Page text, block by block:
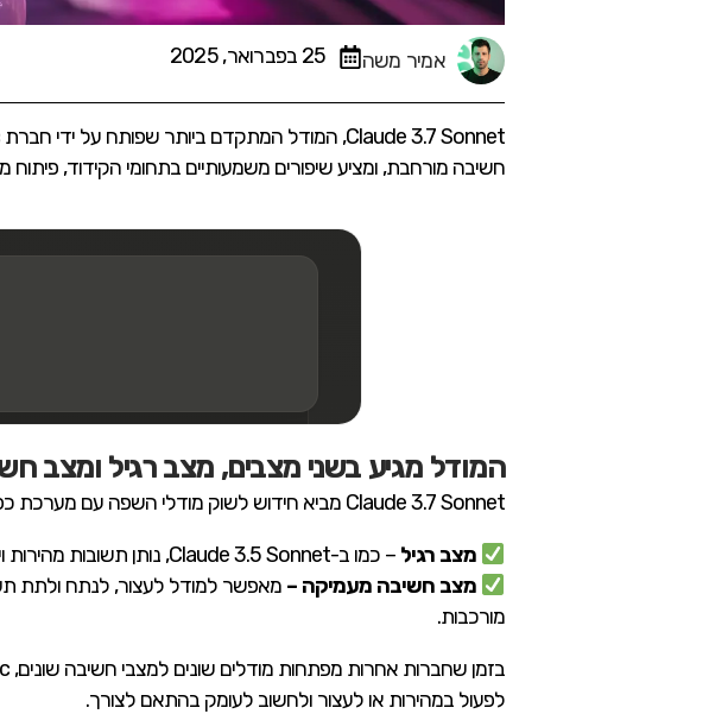
אמיר משה 25 בפברואר, 2025
חשיבה מורחבת, ומציע שיפורים משמעותיים בתחומי הקידוד,
המודל מגיע בשני מצבים, מצב רגיל ומצב
Claude 3.7 Sonnet מביא חידוש לשוק מודלי השפה עם מערכת כפולה המאפשרת שני מצבי פעולה:
מצב רגיל – כמו ב-Claude 3.5 Sonnet, נותן תשובות מהירות ויעילות.
מצב חשיבה מעמיקה – מאפשר למודל לעצור, לנתח ולתת
מורכבות.
לפעול במהירות או לעצור ולחשוב לעומק בהתאם לצורך.